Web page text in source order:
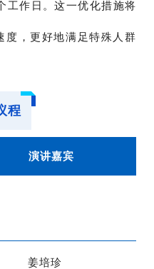
工作日。这一优化措施将
度，更好地满足特殊人群
程
演讲嘉宾
姜培珍